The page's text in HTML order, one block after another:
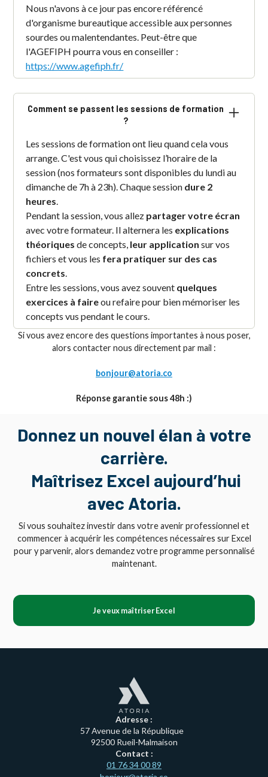
Nous n'avons à ce jour pas encore référencé
d'organisme bureautique accessible aux personnes
sourdes ou malentendantes. Peut-être que
l'AGEFIPH pourra vous en conseiller :
https://www.agefiph.fr/
Comment se passent les sessions de formation
?
Les sessions de formation ont lieu quand cela vous
arrange. C'est vous qui choisissez l’horaire de la
session (nos formateurs sont disponibles du lundi au
dimanche de 7h à 23h). Chaque session dure 2
heures.
Pendant la session, vous allez partager votre écran
avec votre formateur. Il alternera les explications
théoriques de concepts, leur application sur vos
fichiers et vous les fera pratiquer sur des cas
concrets.
Entre les sessions, vous avez souvent quelques
exercices à faireou refaire pour bien mémoriser les
concepts vus pendant le cours.
Si vous avez encore des questions importantes à nous poser,
alors contacter nous directement par mail :
bonjour@atoria.co
Réponse garantie sous 48h :)
Donnez un nouvel élan à votre
carrière.
Maîtrisez Excel aujourd’hui
avec Atoria.
Si vous souhaitez investir dans votre avenir professionnel et
commencer à acquérir les compétences nécessaires sur Excel
pour y parvenir, alors demandez votre programme personnalisé
maintenant.
Je veux maîtriser Excel
Adresse :
57 Avenue de la République
92500 Rueil-Malmaison
Contact :
01 76 34 00 89